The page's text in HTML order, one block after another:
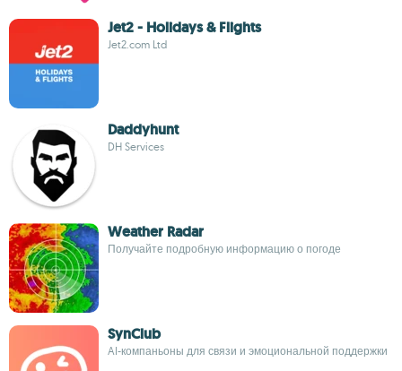
Jet2 - Holidays & Flights
Jet2.com Ltd
Daddyhunt
DH Services
Weather Radar
Получайте подробную информацию о погоде
SynClub
AI-компаньоны для связи и эмоциональной поддержки